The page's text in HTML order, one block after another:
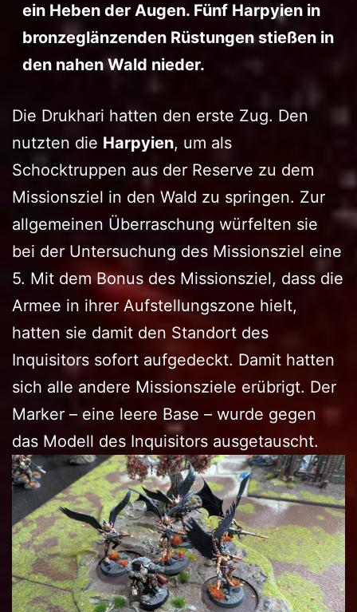
ein Heben der Augen. Fünf Harpyien in
bronzeglänzenden Rüstungen stießen in
den nahen Wald nieder.
Die Drukhari hatten den erste Zug. Den
nutzten die Harpyien, um als
Schocktruppen aus der Reserve zu dem
Missionsziel in den Wald zu springen. Zur
allgemeinen Überraschung würfelten sie
bei der Untersuchung des Missionsziel eine
5. Mit dem Bonus des Missionsziel, dass die
Armee in ihrer Aufstellungszone hielt,
hatten sie damit den Standort des
Inquisitors sofort aufgedeckt. Damit hatten
sich alle andere Missionsziele erübrigt. Der
Marker – eine leere Base – wurde gegen
das Modell des Inquisitors ausgetauscht.